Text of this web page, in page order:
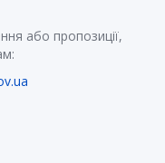
або пропозиції,